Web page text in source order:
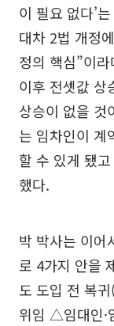
이 필요 없다’
대차 2법 개정
정의 핵심”이
이후 전셋값 상
상승이 없을 것
는 임차인이 계
할 수 있게 됐
했다.
박 박사는 이어
로 4가지 안을
도 도입 전 복
위임 △임대인·